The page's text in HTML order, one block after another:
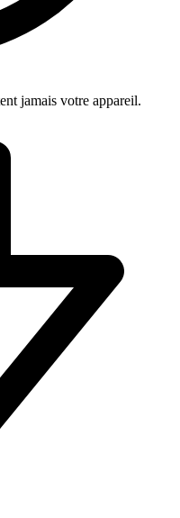
jamais votre appareil.